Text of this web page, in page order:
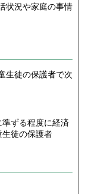
状況や家庭の事情
生徒の保護者で次
ずる程度に経済
徒の保護者